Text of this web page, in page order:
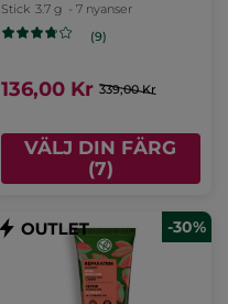
Stick 3.7 g - 7 nyanser
(9)
136,00 Kr 339,00 Kr
VÄLJ DIN FÄRG
(7)
-30%